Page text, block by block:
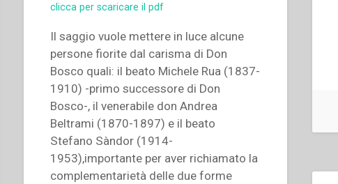
clicca per scaricare il pdf
Il saggio vuole mettere in luce alcune
persone fiorite dal carisma di Don
Bosco quali: il beato Michele Rua (1837-
1910) -primo successore di Don
Bosco-, il venerabile don Andrea
Beltrami (1870-1897) e il beato
Stefano Sàndor (1914-
1953),importante per aver richiamato la
complementarietà delle due forme